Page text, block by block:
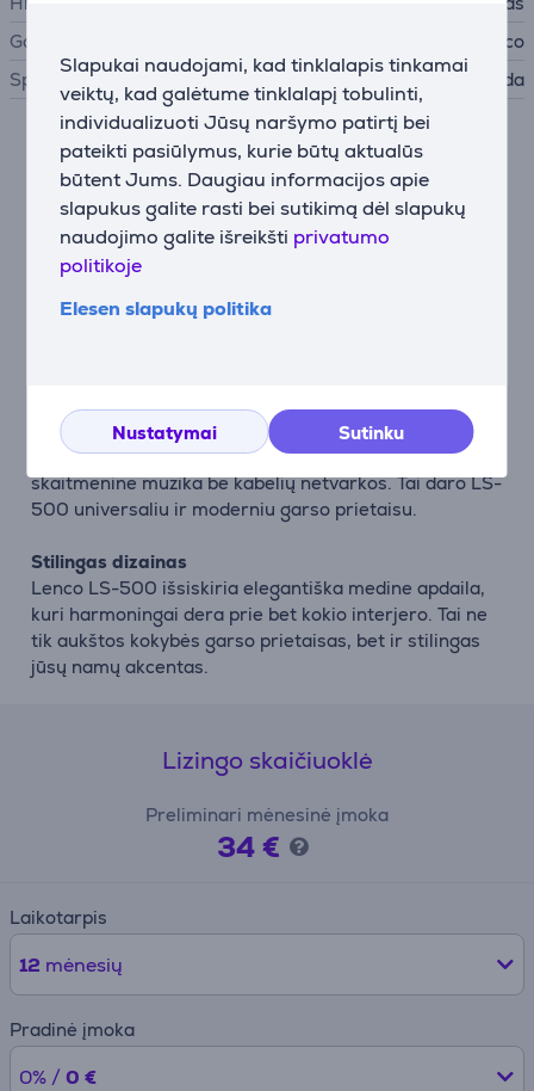
Slapukai naudojami, kad tinklalapis tinkamai
veiktų, kad galėtume tinklalapį tobulinti,
individualizuoti Jūsų naršymo patirtį bei
pateikti pasiūlymus, kurie būtų aktualūs
būtent Jums. Daugiau informacijos apie
slapukus galite rasti bei sutikimą dėl slapukų
naudojimo galite išreikšti privatumo
politikoje
Elesen slapukų politika
Nustatymai Sutinku
Gamintojas
Lenco
Spalva
Ruda
Aprašymas
Integruotas stiprintuvas ir garsiakalbiai
Lenco LS-500 išsiskiria integruotu stiprintuvu ir
dviem išoriniais garsiakalbiais, kurie užtikrina sodrų ir
subalansuotą garsą. Ši kombinacija puikiai perteikia
tiek klasikinius kūrinius, tiek šiuolaikinius muzikos
Bluetooth® ryšys
Bluetooth® funkcija leidžia belaidžiu ryšiu prijungti
išmaniuosius įrenginius, suteikdama laisvę mėgautis
skaitmenine muzika be kabelių netvarkos. Tai daro LS-
500 universaliu ir moderniu garso prietaisu.
Stilingas dizainas
Lenco LS-500 išsiskiria elegantiška medine apdaila,
kuri harmoningai dera prie bet kokio interjero. Tai ne
tik aukštos kokybės garso prietaisas, bet ir stilingas
jūsų namų akcentas.
Lizingo skaičiuoklė
Preliminari mėnesinė įmoka
34 €
Laikotarpis
12 mėnesių
Pradinė įmoka
0% / 0 €